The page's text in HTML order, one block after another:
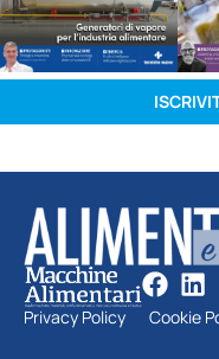
Privacy Policy Cookie